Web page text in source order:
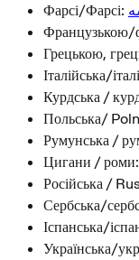
Фарсі/Фарсі:
Французькою/
Грецькою,
Італійська/
Курдська /
Польська/
Румунська /
Цигани / роми:
Російська /
Сербська/
Іспанська/
Українська/